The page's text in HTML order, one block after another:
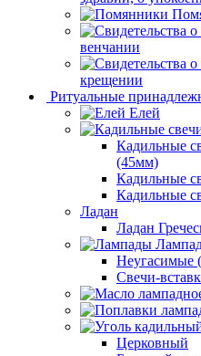
венчании
крещении
Ритуальные
Елей
Кадильные
(45мм)
Кадильные
Кадильные
Ладан
Ладан
Неугасимые
Свечи-
Церковный